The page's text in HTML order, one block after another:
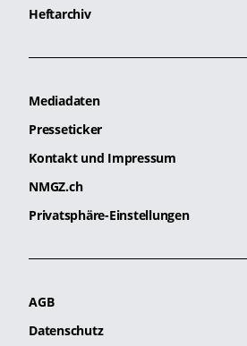
Heftarchiv
Mediadaten
Presseticker
Kontakt und Impressum
NMGZ.ch
Privatsphäre-Einstellungen
AGB
Datenschutz